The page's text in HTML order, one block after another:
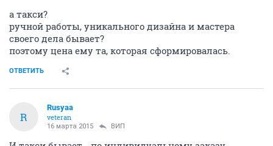
а такси?
ручной работы, уникального дизайна и мастера
своего дела бывает?
поэтому цена ему та, которая сформировалась.
ОТВЕТИТЬ
R
Rusyaa
veteran
16 марта 2015 ВИП